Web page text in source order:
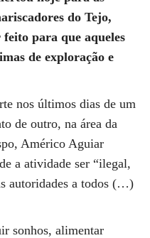
do Tejo,
feito para que aqueles
de exploração e
nos últimos dias de um
de outro, na área da
Américo Aguiar
a atividade ser “ilegal,
autoridades a todos (…)
sonhos, alimentar